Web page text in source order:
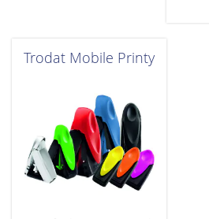
Trodat Mobile Printy